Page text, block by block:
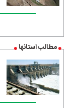
مطالب استانها